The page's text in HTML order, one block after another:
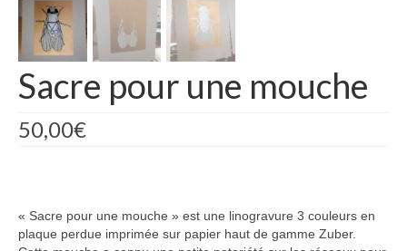
MON COMPTE
VALIDATION DE LA COMMANDE
Sacre pour une mouche
50,00€
« Sacre pour une mouche » est une linogravure 3 couleurs en
plaque perdue imprimée sur papier haut de gamme Zuber.